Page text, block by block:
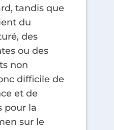
tandis que
du
des
ou des
non
difficile de
et de
pour la
sur le